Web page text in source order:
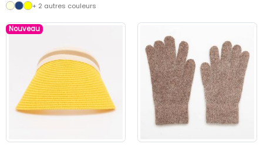
+ 2 autres couleurs
Nouveau